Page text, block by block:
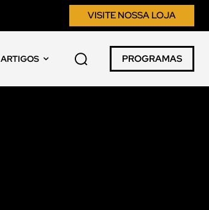
VISITE NOSSA LOJA
ARTIGOS PROGRAMAS